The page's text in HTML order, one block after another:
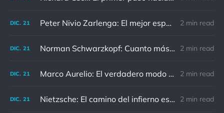
DIC. 21 Peter Nivio Zarlenga: El mejor espejo es un viejo amigo. 2 min read
DIC. 21 Norman Schwarzkopf: Cuanto más sudes por la paz, menos sangras por la guerra. 2 min read
DIC. 21 Marco Aurelio: El verdadero modo de vengarse de un enemigo es no parecérsele. 2 min read
DIC. 21 Nietzsche: El camino del infierno está asfaltado de buenas intenciones. 2 min read